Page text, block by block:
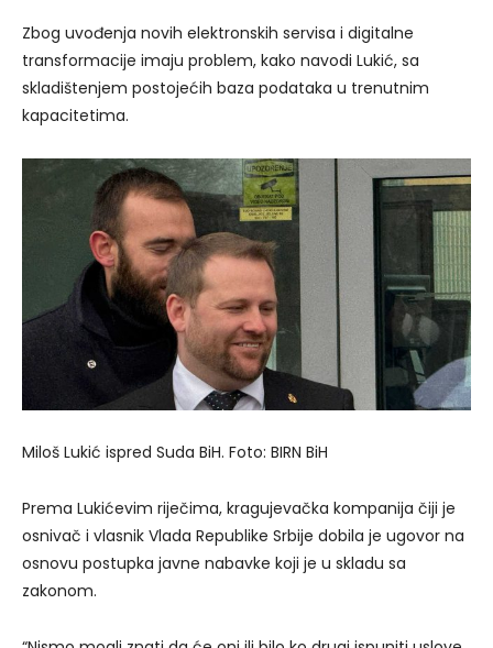
Zbog uvođenja novih elektronskih servisa i digitalne
transformacije imaju problem, kako navodi Lukić, sa
skladištenjem postojećih baza podataka u trenutnim
kapacitetima.
Miloš Lukić ispred Suda BiH. Foto: BIRN BiH
Prema Lukićevim riječima, kragujevačka kompanija čiji je
osnivač i vlasnik Vlada Republike Srbije dobila je ugovor na
osnovu postupka javne nabavke koji je u skladu sa
zakonom.